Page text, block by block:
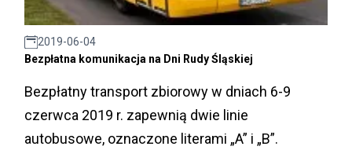
2019-06-04
Bezpłatna komunikacja na Dni Rudy Śląskiej
Bezpłatny transport zbiorowy w dniach 6-9
czerwca 2019 r. zapewnią dwie linie
autobusowe, oznaczone literami „A” i „B”.